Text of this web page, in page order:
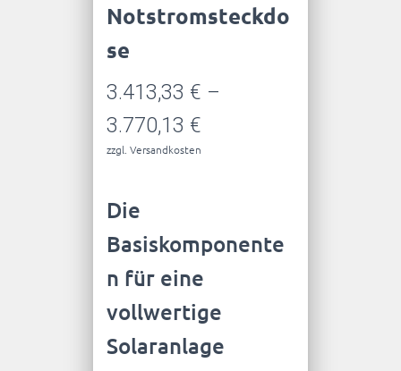
Notstromsteckdo
se
3.413,33 € –
3.770,13 €
zzgl. Versandkosten
Die
Basiskomponente
n für eine
vollwertige
Solaranlage